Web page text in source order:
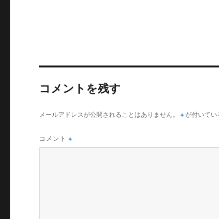
コメントを残す
メールアドレスが公開されることはありません。 ※ が付いて
コメント※